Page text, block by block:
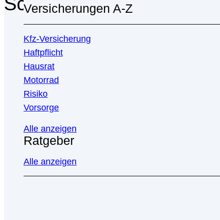
Versicherungen A-Z
Kfz-Versicherung
Haftpflicht
Hausrat
Motorrad
Risiko
Vorsorge
Alle anzeigen
Ratgeber
Alle anzeigen